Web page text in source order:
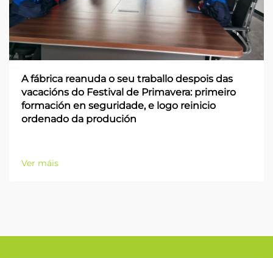
A fábrica reanuda o seu traballo despois das
vacacións do Festival de Primavera: primeiro
formación en seguridade, e logo reinicio
ordenado da produción
Ver máis